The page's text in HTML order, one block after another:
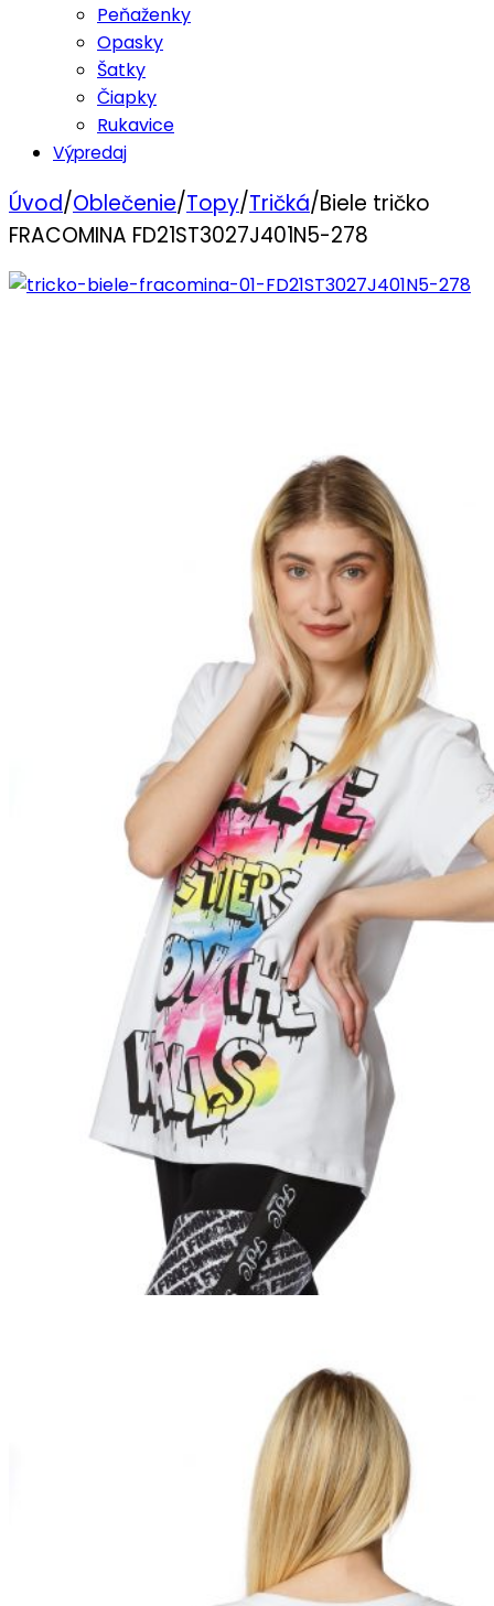
Peňaženky
Opasky
Šatky
Čiapky
Rukavice
Výpredaj
Úvod/Oblečenie/Topy/Tričká/Biele tričko
FRACOMINA FD21ST3027J401N5-278